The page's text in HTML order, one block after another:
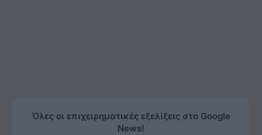
Όλες οι επιχειρηματικές εξελίξεις στο Google
News!